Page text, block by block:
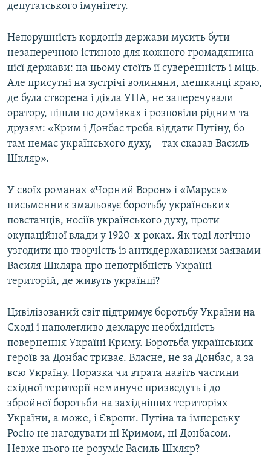
депутатського імунітету.
Непорушність кордонів держави мусить бути
незаперечною істиною для кожного громадянина
цієї держави: на цьому стоїть її суверенність і міць.
Але присутні на зустрічі волиняни, мешканці краю,
де була створена і діяла УПА, не заперечували
оратору, пішли по домівках і розповіли рідним та
друзям: «Крим і Донбас треба віддати Путіну, бо
там немає українського духу, – так сказав Василь
Шкляр».
У своїх романах «Чорний Ворон» і «Маруся»
письменник змальовує боротьбу українських
повстанців, носіїв українського духу, проти
окупаційної влади у 1920-х роках. Як тоді логічно
узгодити цю творчість із антидержавними заявами
Василя Шкляра про непотрібність Україні
територій, де живуть українці?
Цивілізований світ підтримує боротьбу України на
Сході і наполегливо декларує необхідність
повернення Україні Криму. Боротьба українських
героїв за Донбас триває. Власне, не за Донбас, а за
всю Україну. Поразка чи втрата навіть частини
східної території неминуче призведуть і до
збройної боротьби на західніших територіях
України, а може, і Європи. Путіна та імперську
Росію не нагодувати ні Кримом, ні Донбасом.
Невже цього не розуміє Василь Шкляр?